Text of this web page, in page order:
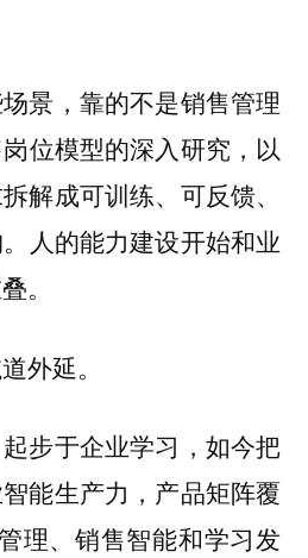
景，靠的不是销售管理
位模型的深入研究，以
解成可训练、可反馈、
。人的能力建设开始和业
。
外延。
步于企业学习，如今把
能生产力，产品矩阵覆
理、销售智能和学习发